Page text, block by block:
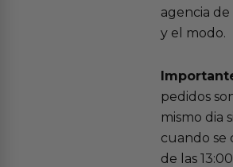
agencia
y el modo.
pedidos
mismo dia
cuando se
de las